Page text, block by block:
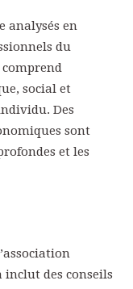
analysés en
du
comprend
social et
Des
sont
et les
inclut des conseils